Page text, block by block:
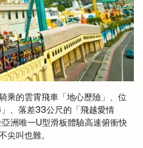
乘的雲霄飛車「地心歷險」、位
、落差33公尺的「飛越愛情
洲唯一U型滑板體驗高速俯衝快
尖叫也難。